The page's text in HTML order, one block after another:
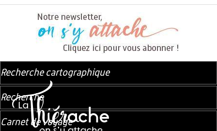
Recherche cartographique
Recherche
Carnet de voyage